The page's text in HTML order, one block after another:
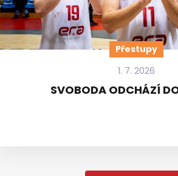
Přestupy
1. 7. 2026
SVOBODA ODCHÁZÍ